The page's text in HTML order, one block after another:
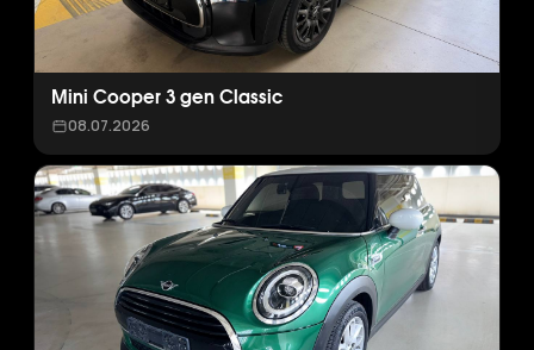
Mini Cooper 3 gen Classic
08.07.2026